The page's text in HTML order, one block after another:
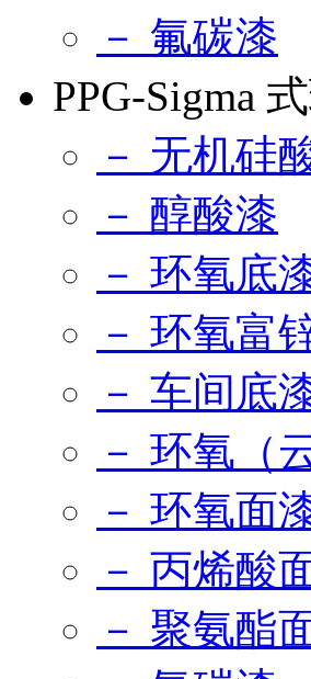
－ 氟碳漆
PPG-Sigma
－ 无机硅
－ 醇酸漆
－ 环氧底
－ 环氧富
－ 车间底
－ 环氧（
－ 环氧面
－ 丙烯酸
－ 聚氨酯